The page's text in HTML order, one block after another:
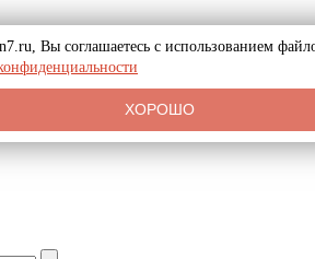
Вы соглашаетесь с использованием
ХОРОШО